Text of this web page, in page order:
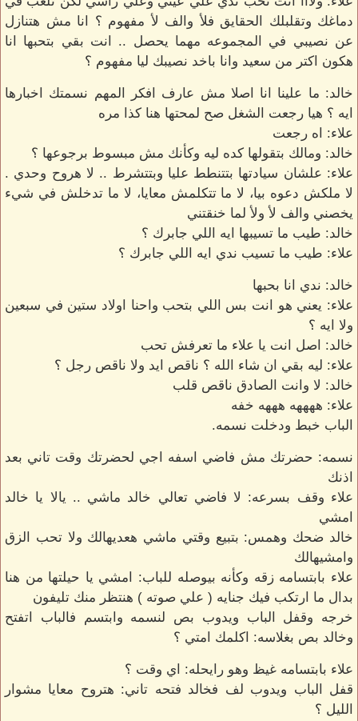
دماغك وتقلبلك الحقايق فلأ والف لأ مفهوم ؟ انا مش هتنازل
عن نصيبي في المجموعه مهما يحصل .. انت بقي بتحبها انا
هكون اكتر من سعيد وانا باخد نصيبك ليا مفهوم ؟
خالد: ما علينا انا اصلا مش عارف افكر المهم نسمتك اخبارها
ايه ؟ هيا رجعت الشغل صح لمحتها هنا كذا مره
علاء: اه رجعت
خالد: ومالك بتقولها كده ليه وكأنك مش مبسوط برجوعها ؟
علاء: علشان سيادتها بتتنطط عليا وبتتشرط .. لا هروح وحدي .
لا ملكش دعوه بيا، لا ما تتكلمش معايا، لا ما تدخلش في شيء
يخصني والف لأ ولأ لما خنقتني
خالد: طيب ما تسيبها ايه اللي جابرك ؟
علاء: طيب ما تسيب ندي ايه اللي جابرك ؟
خالد: ندي انا بحبها
علاء: يعني هو انت بس اللي بتحب واحنا اولاد ستين في سبعين
ولا ايه ؟
خالد: اصل انت يا علاء ما تعرفش تحب
علاء: ليه بقي ان شاء الله ؟ ناقص ايد ولا ناقص رجل ؟
خالد: لا وانت الصادق ناقص قلب
علاء: ههههه هههه خفه
الباب خبط ودخلت نسمه.
نسمه: حضرتك مش فاضي اسفه اجي لحضرتك وقت تاني بعد
اذنك
علاء وقف بسرعه: لا فاضي تعالي خالد ماشي .. يالا يا خالد
امشي
خالد ضحك وهمس: بتبيع وقتي ماشي هعديهالك ولا تحب الزق
وامشيهالك
علاء بابتسامه زقه وكأنه بيوصله للباب: امشي يا حيلتها من هنا
بدال ما ارتكب فيك جنايه ( علي صوته ) هنتظر منك تليفون
خرجه وقفل الباب ويدوب بص لنسمه وابتسم فالباب اتفتح
وخالد بص بغلاسه: اكلمك امتي ؟
علاء بابتسامه غيظ وهو رايحله: اي وقت ؟
قفل الباب ويدوب لف فخالد فتحه تاني: هتروح معايا مشوار
الليل ؟